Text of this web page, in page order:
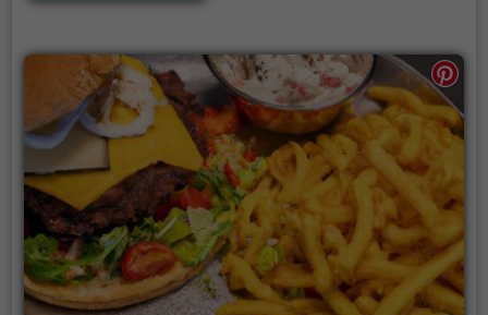
Genüsse und lasse sich von der Vielfalt des
Angebots überraschen. Im Bistro Kandelschuß findet
man garantiert etwas nach seinem Geschmack.